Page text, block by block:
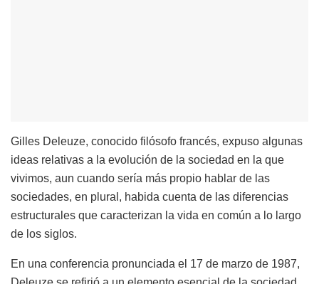
Gilles Deleuze, conocido filósofo francés, expuso algunas
ideas relativas a la evolución de la sociedad en la que
vivimos, aun cuando sería más propio hablar de las
sociedades, en plural, habida cuenta de las diferencias
estructurales que caracterizan la vida en común a lo largo
de los siglos.
En una conferencia pronunciada el 17 de marzo de 1987,